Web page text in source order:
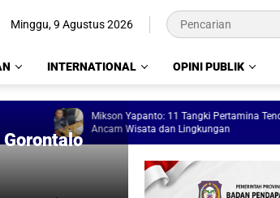
Minggu, 9 Agustus 2026
INTERNATIONAL OPINI PUBLIK
Mikson Yapanto: 11 Tangki Pertamina Tenda
Ancam Wisata dan Lingkungan